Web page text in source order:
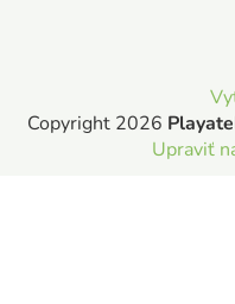
Copyright 2026
Upraviť